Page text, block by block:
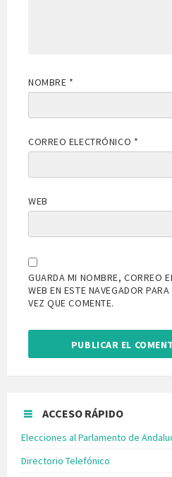
NOMBRE *
CORREO ELECTRÓNICO *
WEB
GUARDA MI NOMBRE, CORREO
WEB EN ESTE NAVEGADOR
VEZ QUE COMENTE.
ACCESO RÁPIDO
Elecciones al Parlamento de
Directorio Telefónico